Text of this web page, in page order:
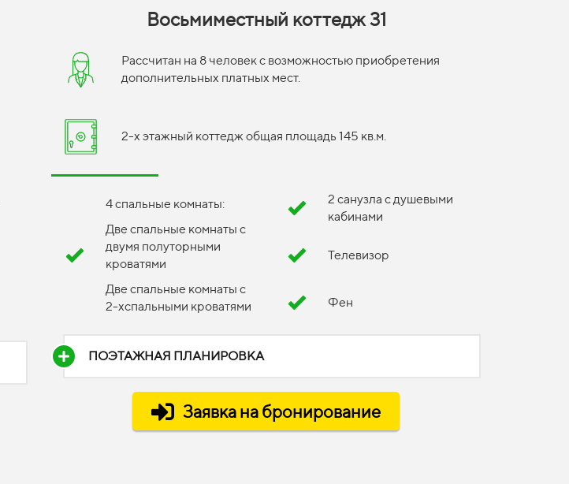
Восьмиместный коттедж 31
Рассчитан на 8 человек с возможностью приобретения
дополнительных платных мест.
2-х этажный коттедж общая площадь 145 кв.м.
4 спальные комнаты:
Две спальные комнаты с
двумя полуторными
кроватями
Две спальные комнаты с
2-хспальными кроватями
2 санузла с душевыми
кабинами
Телевизор
Фен
ПОЭТАЖНАЯ ПЛАНИРОВКА
Заявка на бронирование